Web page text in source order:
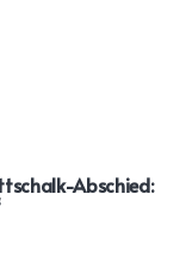
Abschied: